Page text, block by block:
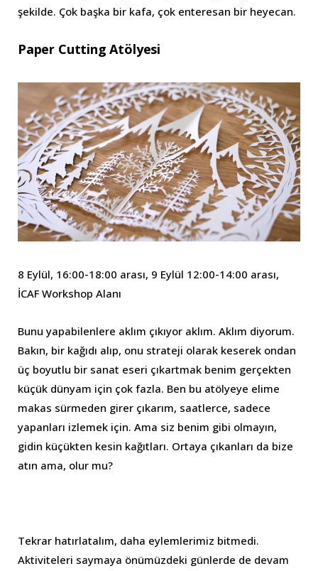
şekilde. Çok başka bir kafa, çok enteresan bir heyecan.
Paper Cutting Atölyesi
8 Eylül, 16:00-18:00 arası, 9 Eylül 12:00-14:00 arası,
İCAF Workshop Alanı
Bunu yapabilenlere aklım çıkıyor aklım. Aklım diyorum.
Bakın, bir kağıdı alıp, onu strateji olarak keserek ondan
üç boyutlu bir sanat eseri çıkartmak benim gerçekten
küçük dünyam için çok fazla. Ben bu atölyeye elime
makas sürmeden girer çıkarım, saatlerce, sadece
yapanları izlemek için. Ama siz benim gibi olmayın,
gidin küçükten kesin kağıtları. Ortaya çıkanları da bize
atın ama, olur mu?
Tekrar hatırlatalım, daha eylemlerimiz bitmedi.
Aktiviteleri saymaya önümüzdeki günlerde de devam